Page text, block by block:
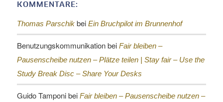
KOMMENTARE:
Thomas Parschikbei Ein Bruchpilot im Brunnenhof
Benutzungskommunikationbei Fair bleiben –
Pausenscheibe nutzen – Plätze teilen | Stay fair – Use the
Study Break Disc – Share Your Desks
Guido Tamponibei Fair bleiben – Pausenscheibe nutzen –